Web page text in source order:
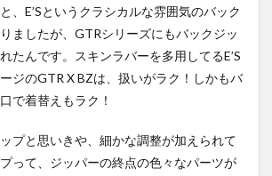
、E’Sというクラシカルな雰囲気のバック
ましたが、GTRシリーズにもバックジッ
たんです。スキンラバーを多用してるE’S
ジのGTR X BZは、扱いがラク！しかもバ
で着替えもラク！
プと思いきや、細かな調整が加えられて
って、ジッパーの終点の色々なパーツが